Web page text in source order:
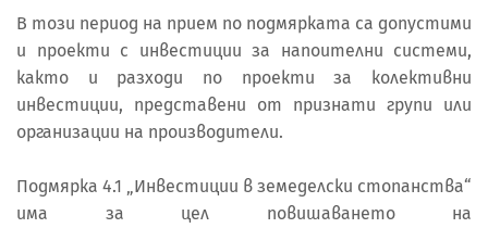
В този период на прием по подмярката са допустими
и проекти с инвестиции за напоителни системи,
както и разходи по проекти за колективни
инвестиции, представени от признати групи или
организации на производители.
Подмярка 4.1 „Инвестиции в земеделски стопанства“
има за цел повишаването на